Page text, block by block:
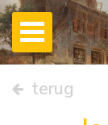
terug